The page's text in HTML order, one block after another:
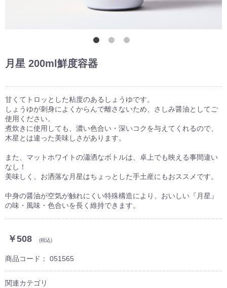
月星 200ml鮮度容器
甘くてトロッとした粘度のあるしょうゆです。
しょうゆが刺身によくからんで離さないため、さしみ醤油としてご
使用ください。
煮炊きに使用しても、濃い色合い・深いコクを与えてくれるので、
木星とは違った美味しさがあります。
また、マットホワイトの瀟洒なボトルは、卓上でも映える事間違い
なし！
美味しく、お洒落な月星はちょっとした手土産にもおススメです。
中身の醤油が空気が触れにくい特殊構造により、おいしい『月星』
の味・風味・色合いを長く維持できます。
￥508 (税込)
商品コード： 051565
関連カテゴリ